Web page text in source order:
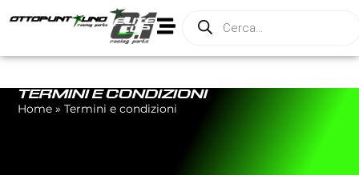
TERMINI E CONDIZIONI
Home » Termini e condizioni